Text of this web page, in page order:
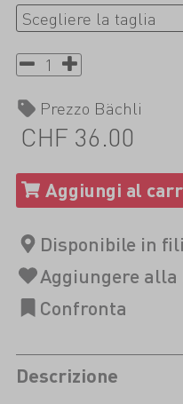
Prezzo Bächli
CHF 36.00
Descrizione